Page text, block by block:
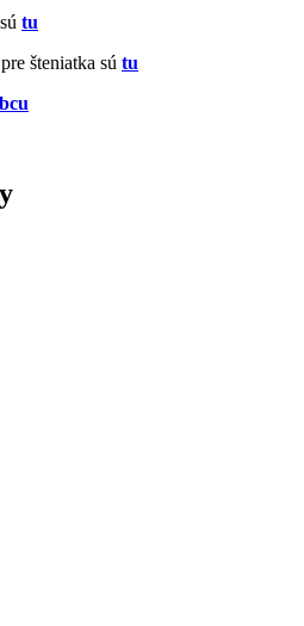
tu
šteniatka sú tu